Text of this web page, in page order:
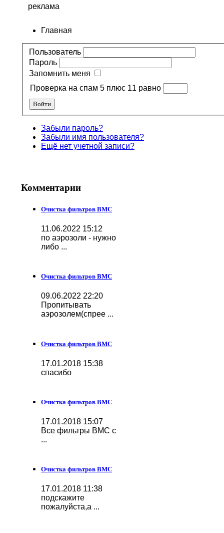
реклама
Главная
Пользователь
Пароль
Запомнить меня
Проверка на спам 5 плюс 11 равно
Войти
Забыли пароль?
Забыли имя пользователя?
Ещё нет учетной записи?
Комментарии
Очистка фильтров BMC
11.06.2022 15:12
по аэрозоли - нужно
либо ...
Очистка фильтров BMC
09.06.2022 22:20
Пропитывать
аэрозолем(спрее ...
Очистка фильтров BMC
17.01.2018 15:38
спасибо
Очистка фильтров BMC
17.01.2018 15:07
Все фильтры BMC с
...
Очистка фильтров BMC
17.01.2018 11:38
подскажите
пожалуйста,а ...